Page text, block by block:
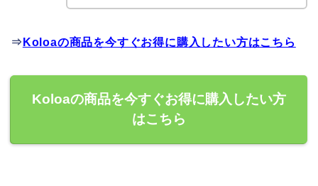
⇒ Koloaの商品を今すぐお得に購入したい方はこちら
Koloaの商品を今すぐお得に購入したい方
はこちら